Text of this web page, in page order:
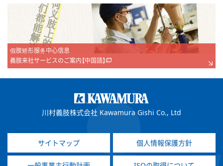
假肢矫形服务中心信息
義肢来社サービスのご案内【中国語】
川村義肢株式会社 Kawamura Gishi Co., Ltd
サイトマップ 個人情報保護方針